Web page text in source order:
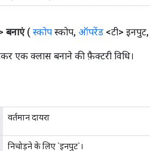
बनाएं ( स्कोप स्कोप, ऑपरेंड <टी> इनपुट,
एक क्लास बनाने की फ़ैक्टरी विधि।
वर्तमान दायरा
निचोड़ने के लिए `इनपुट`।